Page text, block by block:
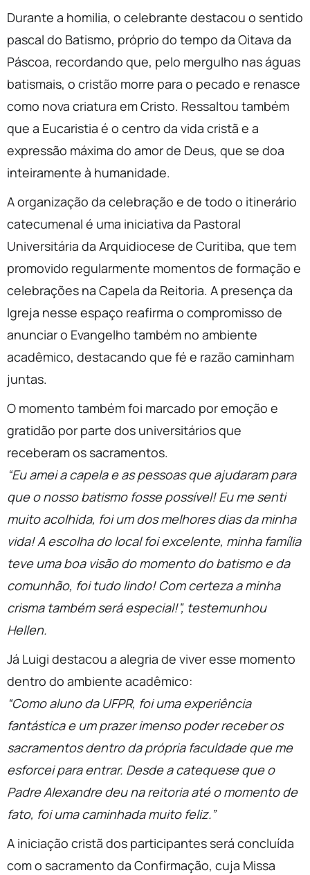
Durante a homilia, o celebrante destacou o sentido
pascal do Batismo, próprio do tempo da Oitava da
Páscoa, recordando que, pelo mergulho nas águas
batismais, o cristão morre para o pecado e renasce
como nova criatura em Cristo. Ressaltou também
que a Eucaristia é o centro da vida cristã e a
expressão máxima do amor de Deus, que se doa
inteiramente à humanidade.
A organização da celebração e de todo o itinerário
catecumenal é uma iniciativa da Pastoral
Universitária da Arquidiocese de Curitiba, que tem
promovido regularmente momentos de formação e
celebrações na Capela da Reitoria. A presença da
Igreja nesse espaço reafirma o compromisso de
anunciar o Evangelho também no ambiente
acadêmico, destacando que fé e razão caminham
juntas.
O momento também foi marcado por emoção e
gratidão por parte dos universitários que
receberam os sacramentos.
“Eu amei a capela e as pessoas que ajudaram para
que o nosso batismo fosse possível! Eu me senti
muito acolhida, foi um dos melhores dias da minha
vida! A escolha do local foi excelente, minha família
teve uma boa visão do momento do batismo e da
comunhão, foi tudo lindo! Com certeza a minha
crisma também será especial!”, testemunhou
Hellen.
Já Luigi destacou a alegria de viver esse momento
dentro do ambiente acadêmico:
“Como aluno da UFPR, foi uma experiência
fantástica e um prazer imenso poder receber os
sacramentos dentro da própria faculdade que me
esforcei para entrar. Desde a catequese que o
Padre Alexandre deu na reitoria até o momento de
fato, foi uma caminhada muito feliz.”
A iniciação cristã dos participantes será concluída
com o sacramento da Confirmação, cuja Missa